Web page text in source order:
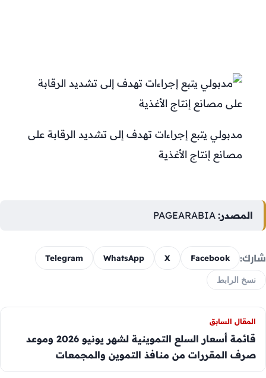
مدبولي يتبع إجراءات تهدف إلى تشديد الرقابة على
مصانع إنتاج الأغذية
المصدر:
شارك: Facebook
X
WhatsApp
Telegram
نسخ الرابط
المقال السابق
قائمة أسعار السلع التموينية لشهر يونيو 2026 وموعد
صرف المقررات من منافذ التموين والمجمعات